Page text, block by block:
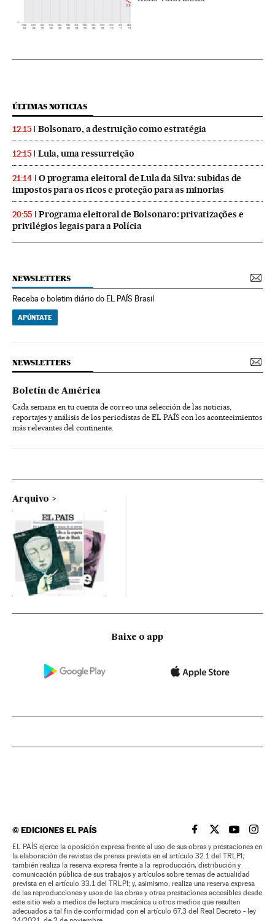
ÚLTIMAS NOTICIAS
12:15 Bolsonaro, a destruição como estratégia
12:15 Lula, uma ressurreição
21:14
O programa eleitoral de Lula da Silva: subidas de
impostos para os ricos e proteção para as minorias
20:55
Programa eleitoral de Bolsonaro: privatizações e
privilégios legais para a Polícia
NEWSLETTERS
Receba o boletim diário do EL PAÍS Brasil
APÚNTATE
NEWSLETTERS
Boletín de América
Cada semana en tu cuenta de correo una selección de las noticias,
reportajes y análisis de los periodistas de EL PAÍS con los acontecimientos
más relevantes del continente.
Arquivo
Baixe o app
©EDICIONES EL PAÍS EL PAÍS BRASIL EN
EL PAÍSEL PAÍS
EL
EL PAÍS ejerce la oposición expresa frente al uso de sus obras y prestaciones en
la elaboración de revistas de prensa prevista en el artículo 32.1 del TRLPI;
también realiza la reserva expresa frente a la reproducción, distribución y
comunicación pública de sus trabajos y artículos sobre temas de actualidad
prevista en el artículo 33.1 del TRLPI; y, asimismo, realiza una reserva expresa
de las reproducciones y usos de las obras y otras prestaciones accesibles desde
este sitio web a medios de lectura mecánica u otros medios que resulten
adecuados a tal fin de conformidad con el artículo 67.3 del Real Decreto - ley